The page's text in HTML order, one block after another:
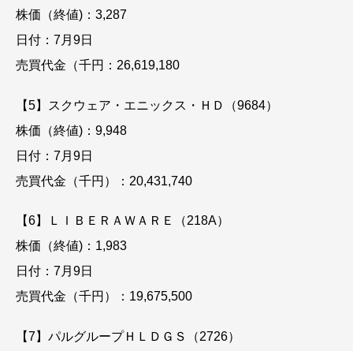
株価（終値)：3,287
日付：7月9日
売買代金（千円：26,619,180
【5】スクウェア・エニックス・ＨＤ（9684）
株価（終値)：9,948
日付：7月9日
売買代金（千円）：20,431,740
【6】ＬＩＢＥＲＡＷＡＲＥ（218A）
株価（終値)：1,983
日付：7月9日
売買代金（千円）：19,675,500
【7】パルグループＨＬＤＧＳ（2726）